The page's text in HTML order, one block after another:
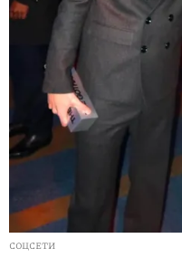
СОЦСЕТИ